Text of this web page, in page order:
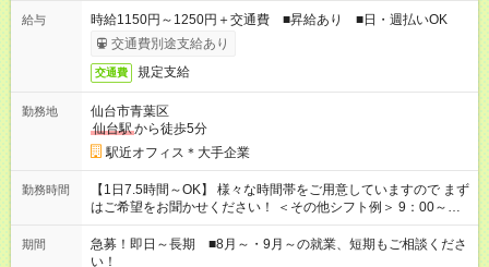
給与
時給1150円～1250円＋交通費 ■昇給あり ■日・週払いOK
交通費別途支給あり
交通費 規定支給
勤務地
仙台市青葉区
仙台駅から徒歩5分
駅近オフィス＊大手企業
勤務時間
【1日7.5時間～OK】 様々な時間帯をご用意していますので まず
はご希望をお聞かせください！ ＜その他シフト例＞ 9：00～
17：00 11：00～20：00 などなど！その他のお時間もOKです！
期間
急募！即日～長期 ■8月～・9月～の就業、短期もご相談くださ
い！